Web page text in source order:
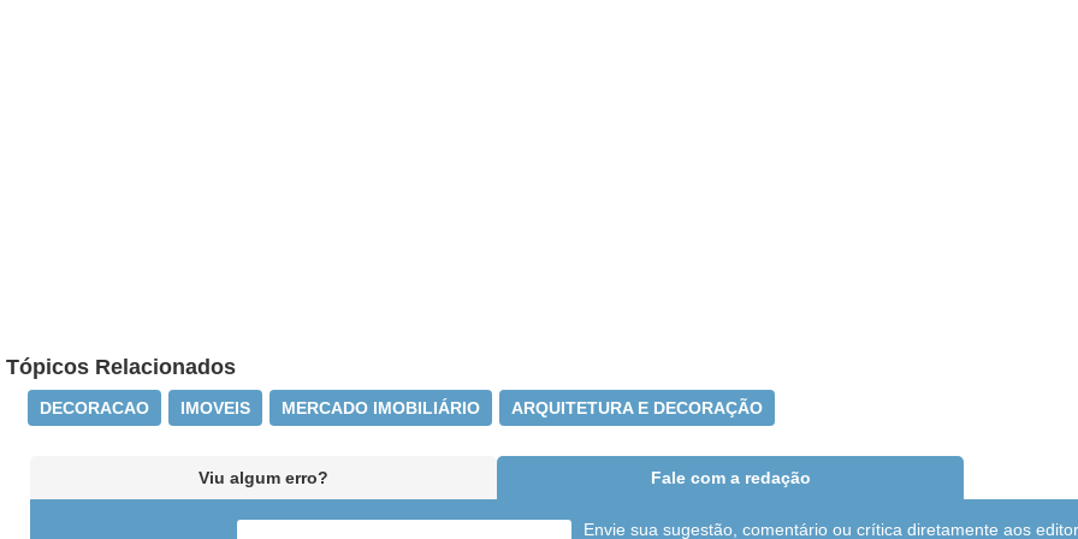
Tópicos Relacionados
DECORACAO IMOVEIS MERCADO IMOBILIÁRIO ARQUITETURA E DECORAÇÃO
Viu algum erro? Fale com a redação
Envie sua sugestão, comentário ou crítica diretamente aos